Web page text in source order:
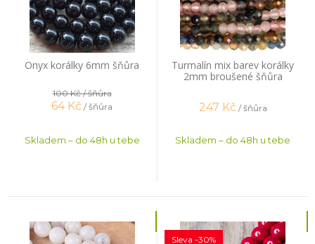
Onyx korálky 6mm šňůra
100 Kč/ šňůra
64 Kč / šňůra
Skladem – do 48h u tebe
Turmalín mix barev korálky
2mm broušené šňůra
247 Kč / šňůra
Skladem – do 48h u tebe
Sleva -30%